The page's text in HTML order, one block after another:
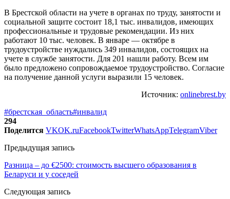
В Брестской области на учете в органах по труду, занятости и
социальной защите состоит 18,1 тыс. инвалидов, имеющих
профессиональные и трудовые рекомендации. Из них
работают 10 тыс. человек. В январе — октябре в
трудоустройстве нуждались 349 инвалидов, состоящих на
учете в службе занятости. Для 201 нашли работу. Всем им
было предложено сопровождаемое трудоустройство. Согласие
на получение данной услуги выразили 15 человек.
Источник: onlinebrest.by
#брестская_область#инвалид
294
Поделится VKOK.ruFacebookTwitterWhatsAppTelegramViber
Предыдущая запись
Разница – до €2500: стоимость высшего образования в
Беларуси и у соседей
Следующая запись